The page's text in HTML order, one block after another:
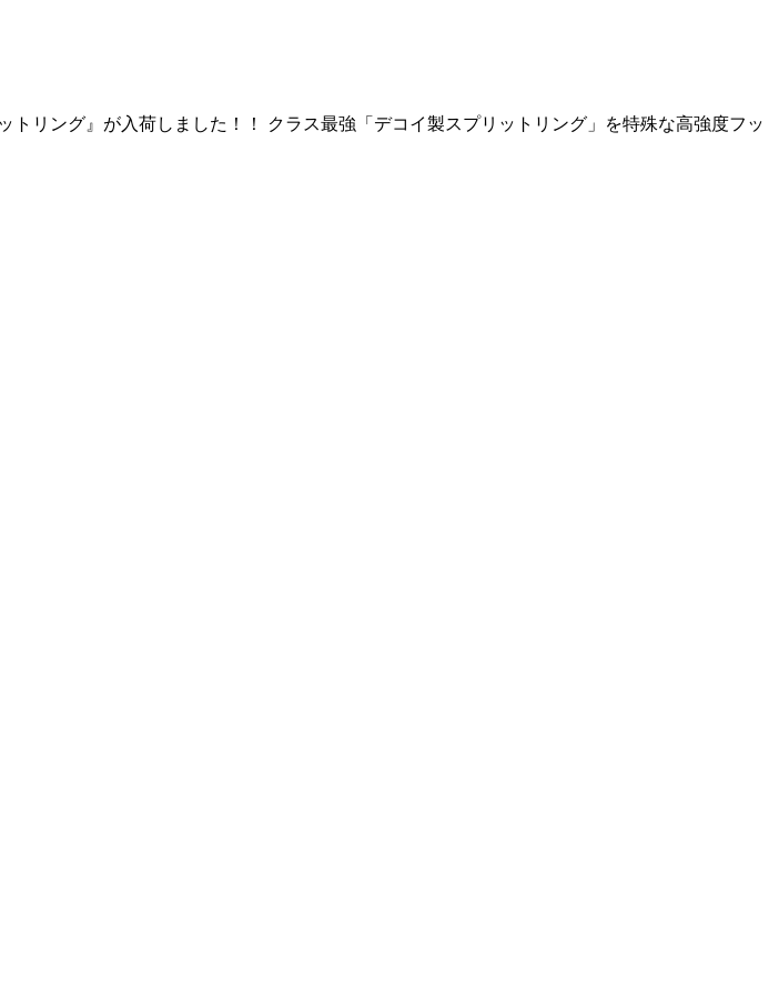
リング』が入荷しました！！ クラス最強「デコイ製スプリットリング」を特殊な高強度フッ